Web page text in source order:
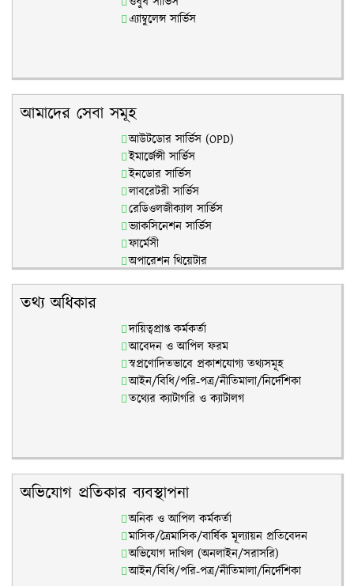
এ্যাম্বুলেন্স সার্ভিস
আমাদের সেবা সমূহ
আউটডোর সার্ভিস (OPD)
ইমার্জেন্সী সার্ভিস
ইনডোর সার্ভিস
লাবরেটরী সার্ভিস
রেডিওলজীক্যাল সার্ভিস
ভ্যাকসিনেশন সার্ভিস
ফার্মেসী
অপারেশন থিয়েটার
তথ্য অধিকার
দায়িত্বপ্রাপ্ত কর্মকর্তা
আবেদন ও আপিল ফরম
স্বপ্রণোদিতভাবে প্রকাশযোগ্য তথ্যসমূহ
আইন/বিধি/পরি-পত্র/নীতিমালা/নির্দেশিকা
তথ্যের ক্যাটাগরি ও ক্যাটালগ
অভিযোগ প্রতিকার ব্যবস্থাপনা
অনিক ও আপিল কর্মকর্তা
মাসিক/ত্রৈমাসিক/বার্ষিক মূল্যায়ন প্রতিবেদন
অভিযোগ দাখিল (অনলাইন/সরাসরি)
আইন/বিধি/পরি-পত্র/নীতিমালা/নির্দেশিকা